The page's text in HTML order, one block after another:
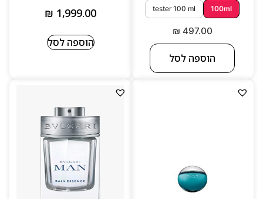
100ml
tester 100 ml
₪ 497.00
הוספה לסל
₪ 1,999.00
הוספה לסל